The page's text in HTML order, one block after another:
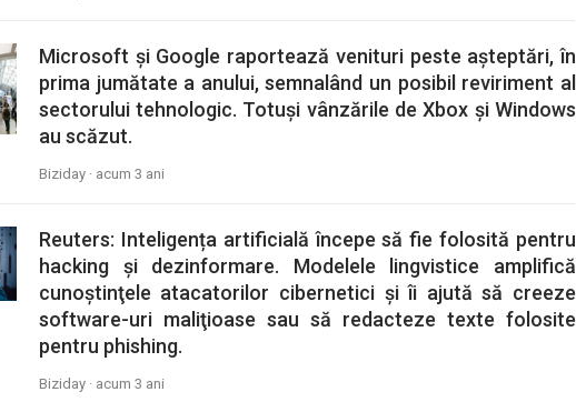
Microsoft și Google raportează venituri peste așteptări, în
prima jumătate a anului, semnalând un posibil reviriment al
sectorului tehnologic. Totuși vânzările de Xbox și Windows
au scăzut.
Biziday · acum 3 ani
Reuters: Inteligența artificială începe să fie folosită pentru
hacking și dezinformare. Modelele lingvistice amplifică
cunoştinţele atacatorilor cibernetici şi îi ajută să creeze
software-uri maliţioase sau să redacteze texte folosite
pentru phishing.
Biziday · acum 3 ani